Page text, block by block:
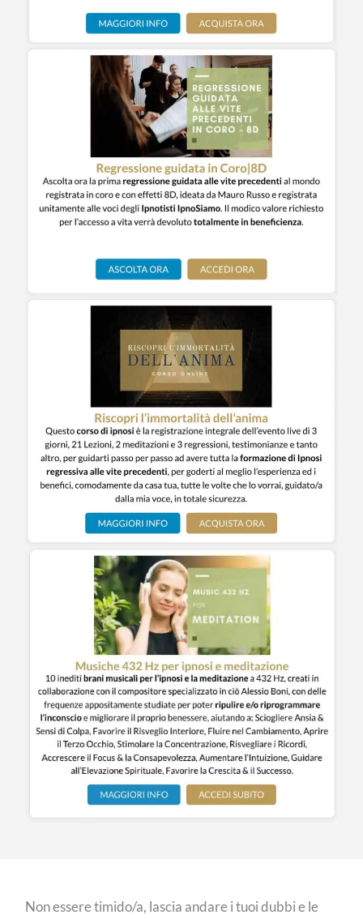
Non essere timido/a, lascia andare i tuoi dubbi e le